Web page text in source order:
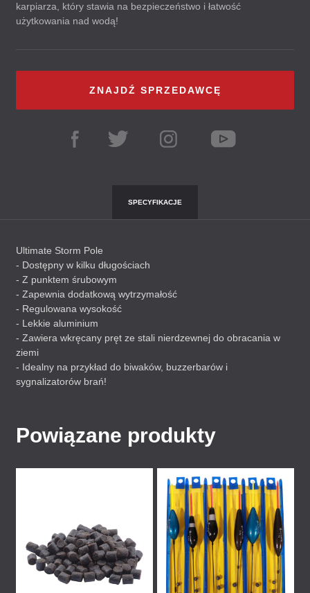
karpiarza, który stawia na bezpieczeństwo i łatwość
użytkowania nad wodą!
ZNAJDŹ SPRZEDAWCĘ
SPECYFIKACJE
Ultimate Storm Pole
- Dostępny w kilku długościach
- Z punktem śrubowym
- Zapewnia dodatkową wytrzymałość
- Regulowana wysokość
- Lekkie aluminium
- Zawiera wkręcany pręt ze stali nierdzewnej do obracania w
ziemi
- Idealny na przykład do biwaków, buzzerbarów i
sygnalizatorów brań!
Powiązane produkty